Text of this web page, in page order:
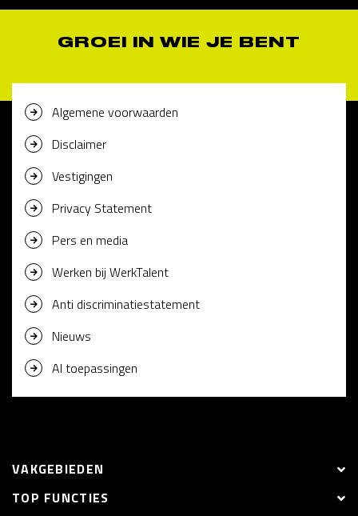
GROEI IN WIE JE BENT
Algemene voorwaarden
Disclaimer
Vestigingen
Privacy Statement
Pers en media
Werken bij WerkTalent
Anti discriminatiestatement
Nieuws
AI toepassingen
VAKGEBIEDEN
TOP FUNCTIES